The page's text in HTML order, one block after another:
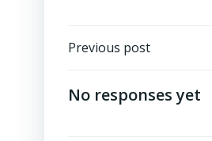
Post
navigation
Previous post
No responses yet